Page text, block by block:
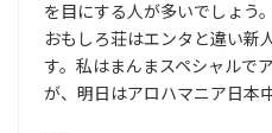
を目にする人が多いでしょう。
おもしろ荘はエンタと違い新
す。私はまんまスペシャルで
が、明日はアロハマニア日本